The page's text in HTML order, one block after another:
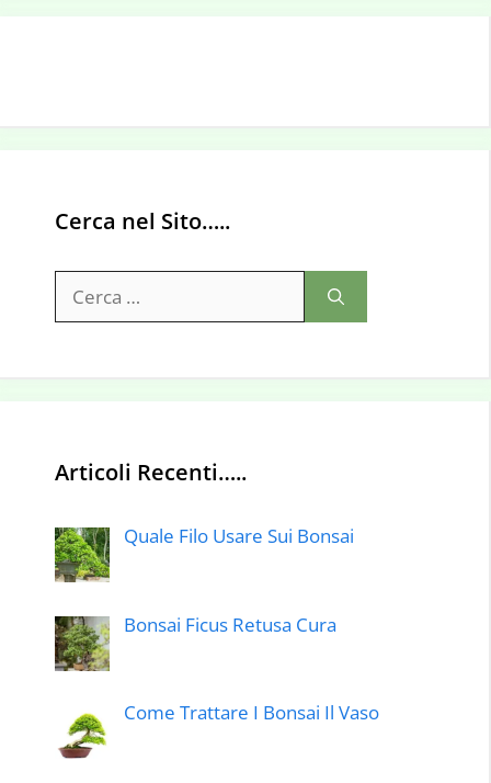
Cerca nel Sito…..
per:
Articoli Recenti…..
Quale Filo Usare Sui Bonsai
Bonsai Ficus Retusa Cura
Come Trattare I Bonsai Il Vaso